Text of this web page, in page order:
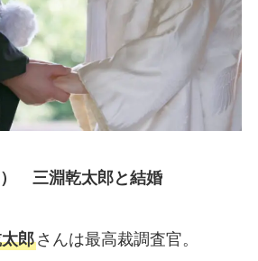
三淵乾太郎と結婚
郎さんは最高裁調査官。